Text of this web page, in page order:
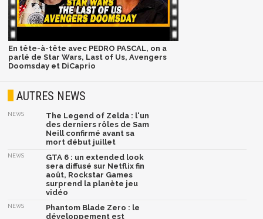
En tête-à-tête avec PEDRO PASCAL, on a
parlé de Star Wars, Last of Us, Avengers
Doomsday et DiCaprio
AUTRES NEWS
NEWS
The Legend of Zelda : l'un
des derniers rôles de Sam
Neill confirmé avant sa
mort début juillet
NEWS
GTA 6 : un extended look
sera diffusé sur Netflix fin
août, Rockstar Games
surprend la planète jeu
vidéo
NEWS
Phantom Blade Zero : le
développement est